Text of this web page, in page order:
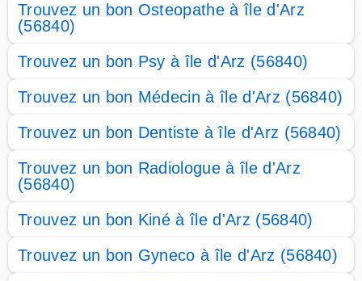
Trouvez un bon Osteopathe à île d'Arz
(56840)
Trouvez un bon Psy à île d'Arz (56840)
Trouvez un bon Médecin à île d'Arz (56840)
Trouvez un bon Dentiste à île d'Arz (56840)
Trouvez un bon Radiologue à île d'Arz
(56840)
Trouvez un bon Kiné à île d'Arz (56840)
Trouvez un bon Gyneco à île d'Arz (56840)